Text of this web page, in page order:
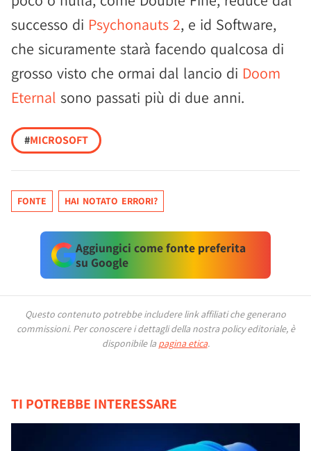
successo di Psychonauts 2, e id Software,
che sicuramente starà facendo qualcosa di
grosso visto che ormai dal lancio di Doom
Eternal sono passati più di due anni.
#MICROSOFT
FONTE HAI NOTATO ERRORI?
Aggiungici come fonte preferita
su Google
Questo contenuto potrebbe includere link affiliati che generano
commissioni. Per conoscere i dettagli della nostra policy editoriale, è
disponibile la pagina etica.
TI POTREBBE INTERESSARE